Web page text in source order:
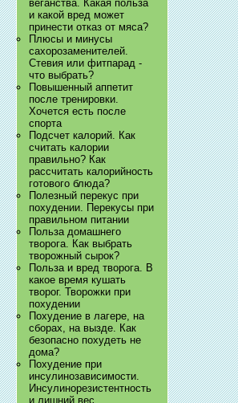
веганства. Какая польза
и какой вред может
принести отказ от мяса?
Плюсы и минусы
сахорозаменителей.
Стевия или фитпарад -
что выбрать?
Повышенный аппетит
после тренировки.
Хочется есть после
спорта
Подсчет калорий. Как
считать калории
правильно? Как
рассчитать калорийность
готового блюда?
Полезный перекус при
похудении. Перекусы при
правильном питании
Польза домашнего
творога. Как выбрать
творожный сырок?
Польза и вред творога. В
какое время кушать
творог. Творожки при
похудении
Похудение в лагере, на
сборах, на вызде. Как
безопасно похудеть не
дома?
Похудение при
инсулинозависимости.
Инсулинорезистентность
и лишний вес